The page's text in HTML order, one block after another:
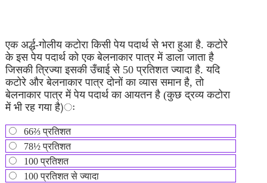
एक अर्द्ध-गोलीय कटोरा किसी पेय पदार्थ से भरा हुआ है. कटोरे
के इस पेय पदार्थ को एक बेलनाकार पात्र में डाला जाता है
जिसकी त्रिज्या इसकी उँचाई से 50 प्रतिशत ज्यादा है. यदि
कटोरे और बेलनाकार पात्र दोनों का व्यास समान है, तो
बेलनाकार पात्र में पेय पदार्थ का आयतन है (कुछ द्रव्य कटोरा
में भी रह गया है)ः
66⅔ प्रतिशत
78½ प्रतिशत
100 प्रतिशत
100 प्रतिशत से ज्यादा